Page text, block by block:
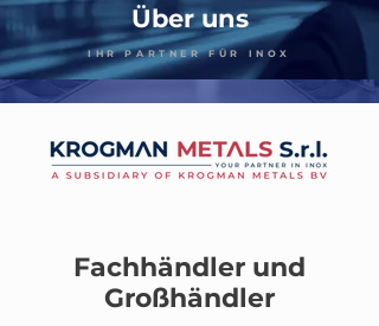
Über uns
IHR PARTNER FÜR INOX
Fachhändler und
Großhändler